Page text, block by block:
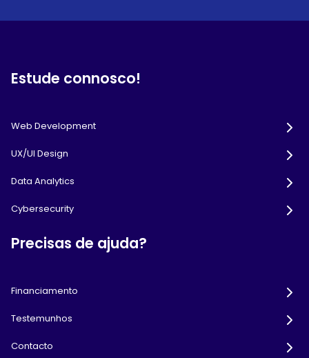
Estude connosco!
Web Development
UX/UI Design
Data Analytics
Cybersecurity
Precisas de ajuda?
Financiamento
Testemunhos
Contacto